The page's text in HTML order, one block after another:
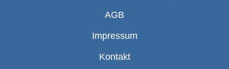
AGB
Impressum
Kontakt